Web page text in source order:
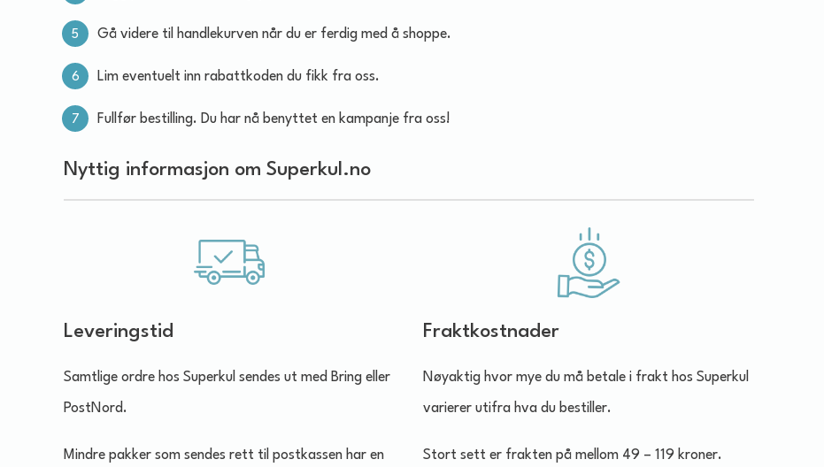
Gå videre til handlekurven når du er ferdig med å shoppe.
Lim eventuelt inn rabattkoden du fikk fra oss.
Fullfør bestilling. Du har nå benyttet en kampanje fra oss!
Nyttig informasjon om Superkul.no
Leveringstid
Samtlige ordre hos Superkul sendes ut med Bring eller
PostNord.
Mindre pakker som sendes rett til postkassen har en
Fraktkostnader
Nøyaktig hvor mye du må betale i frakt hos Superkul
varierer utifra hva du bestiller.
Stort sett er frakten på mellom 49 – 119 kroner.